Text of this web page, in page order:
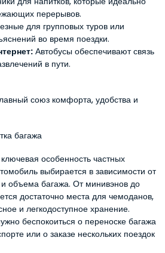
перерывов.
для групповых туров или
во время поездки.
Автобусы обеспечивают связь
в пути.
союз комфорта, удобства и
багажа
особенность частных
выбирается в зависимости от
и объема багажа. От минивэнов до
достаточно места для чемоданов,
и легкодоступное хранение.
беспокоиться о переноске багажа
или о заказе нескольких поездок